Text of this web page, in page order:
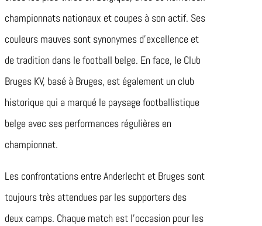
championnats nationaux et coupes à son actif. Ses
couleurs mauves sont synonymes d’excellence et
de tradition dans le football belge. En face, le Club
Bruges KV, basé à Bruges, est également un club
historique qui a marqué le paysage footballistique
belge avec ses performances régulières en
championnat.
Les confrontations entre Anderlecht et Bruges sont
toujours très attendues par les supporters des
deux camps. Chaque match est l’occasion pour les